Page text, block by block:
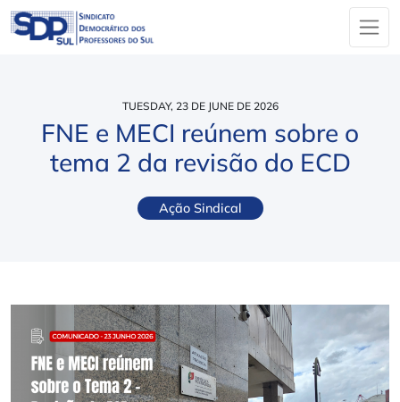
TUESDAY, 23 DE JUNE DE 2026
FNE e MECI reúnem sobre o
tema 2 da revisão do ECD
Ação Sindical